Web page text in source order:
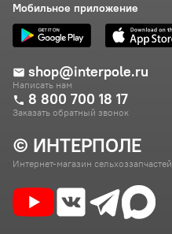
© ИНТЕРПОЛЕ
Интернет-магазин сельхоззапчастей
Мобильное приложение
shop@interpole.ru
Написать нам
8 800 700 18 17
Заказать обратный звонок